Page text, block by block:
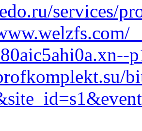
services/